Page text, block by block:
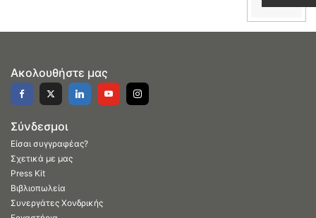
Ακολουθήστε μας
Σύνδεσμοι
Είσαι συγγραφέας?
Σχετικά με μας
Press Kit
Βιβλιοπωλεία
Συνεργάτες Χονδρικής